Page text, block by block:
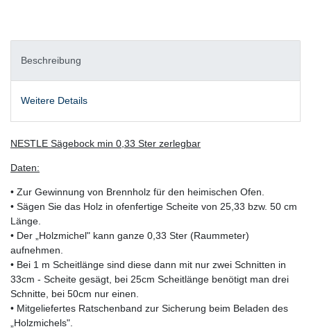
Beschreibung
Weitere Details
NESTLE Sägebock min 0,33 Ster zerlegbar
Daten:
• Zur Gewinnung von Brennholz für den heimischen Ofen.
• Sägen Sie das Holz in ofenfertige Scheite von 25,33 bzw. 50 cm
Länge.
• Der „Holzmichel" kann ganze 0,33 Ster (Raummeter)
aufnehmen.
• Bei 1 m Scheitlänge sind diese dann mit nur zwei Schnitten in
33cm - Scheite gesägt, bei 25cm Scheitlänge benötigt man drei
Schnitte, bei 50cm nur einen.
• Mitgeliefertes Ratschenband zur Sicherung beim Beladen des
„Holzmichels".